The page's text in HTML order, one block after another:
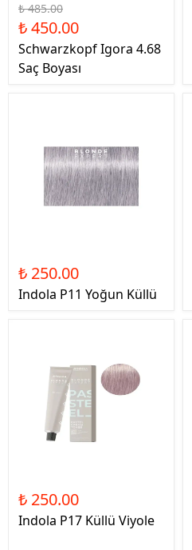
₺ 485.00
₺ 450.00
Schwarzkopf Igora 4.68
Saç Boyası
₺ 250.00
Indola P11 Yoğun Küllü
₺ 250.00
Indola P17 Küllü Viyole